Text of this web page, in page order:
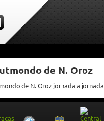
de N. Oroz
de N. Oroz jornada a jornada